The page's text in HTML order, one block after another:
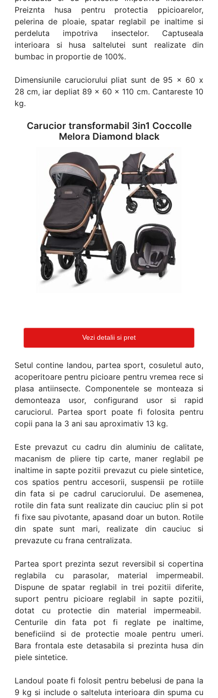
Preiznta husa pentru protectia ppicioarelor,
pelerina de ploaie, spatar reglabil pe inaltime si
perdeluta impotriva insectelor. Captuseala
interioara si husa saltelutei sunt realizate din
bumbac in proportie de 100%.
Dimensiunile caruciorului pliat sunt de 95 x 60 x
28 cm, iar depliat 89 x 60 x 110 cm. Cantareste 10
kg.
Carucior transformabil 3in1 Coccolle
Melora Diamond black
Vezi detalii si pret
Setul contine landou, partea sport, cosuletul auto,
acoperitoare pentru picioare pentru vremea rece si
plasa antiinsecte. Componentele se monteaza si
demonteaza usor, configurand usor si rapid
caruciorul. Partea sport poate fi folosita pentru
copii pana la 3 ani sau aproximativ 13 kg.
Este prevazut cu cadru din aluminiu de calitate,
macanism de pliere tip carte, maner reglabil pe
inaltime in sapte pozitii prevazut cu piele sintetice,
cos spatios pentru accesorii, suspensii pe rotiile
din fata si pe cadrul caruciorului. De asemenea,
rotile din fata sunt realizate din cauciuc plin si pot
fi fixe sau pivotante, apasand doar un buton. Rotile
din spate sunt mari, realizate din cauciuc si
prevazute cu frana centralizata.
Partea sport prezinta sezut reversibil si copertina
reglabila cu parasolar, material impermeabil.
Dispune de spatar reglabil in trei pozitii diferite,
suport pentru picioare reglabil in sapte pozitii,
dotat cu protectie din material impermeabil.
Centurile din fata pot fi reglate pe inaltime,
beneficiind si de protectie moale pentru umeri.
Bara frontala este detasabila si prezinta husa din
piele sintetice.
Landoul poate fi folosit pentru bebelusi de pana la
9 kg si include o salteluta interioara din spuma cu